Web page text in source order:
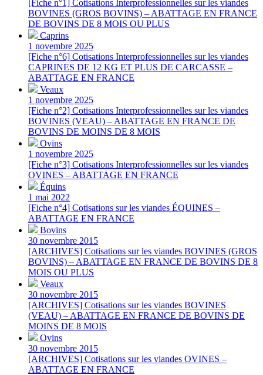
[Fiche n°1] Cotisations Interprofessionnelles sur les viandes
BOVINES (GROS BOVINS) – ABATTAGE EN FRANCE
DE BOVINS DE 8 MOIS OU PLUS
Caprins
1 novembre 2025
[Fiche n°6] Cotisations Interprofessionnelles sur les viandes
CAPRINES DE 12 KG ET PLUS DE CARCASSE –
ABATTAGE EN FRANCE
Veaux
1 novembre 2025
[Fiche n°2] Cotisations Interprofessionnelles sur les viandes
BOVINES (VEAU) – ABATTAGE EN FRANCE DE
BOVINS DE MOINS DE 8 MOIS
Ovins
1 novembre 2025
[Fiche n°3] Cotisations Interprofessionnelles sur les viandes
OVINES – ABATTAGE EN FRANCE
Équins
1 mai 2022
[Fiche n°4] Cotisations sur les viandes ÉQUINES –
ABATTAGE EN FRANCE
Bovins
30 novembre 2015
[ARCHIVES] Cotisations sur les viandes BOVINES (GROS
BOVINS) – ABATTAGE EN FRANCE DE BOVINS DE 8
MOIS OU PLUS
Veaux
30 novembre 2015
[ARCHIVES] Cotisations sur les viandes BOVINES
(VEAU) – ABATTAGE EN FRANCE DE BOVINS DE
MOINS DE 8 MOIS
Ovins
30 novembre 2015
[ARCHIVES] Cotisations sur les viandes OVINES –
ABATTAGE EN FRANCE